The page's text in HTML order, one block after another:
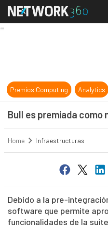
Bull
Premios Computing Analytics
Bull es premiada como
Home Infraestructuras
Debido a la pre-
software que permite
funcionalidades de la